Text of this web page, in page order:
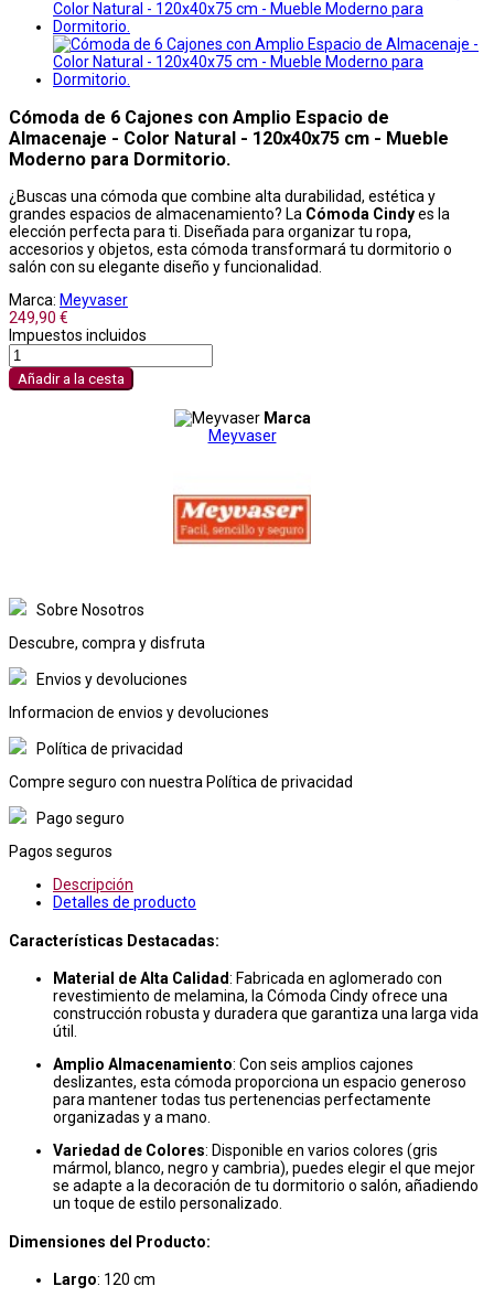
Cómoda de 6 Cajones con Amplio Espacio de
Almacenaje - Color Natural - 120x40x75 cm - Mueble
Moderno para Dormitorio.
¿Buscas una cómoda que combine alta durabilidad, estética y
grandes espacios de almacenamiento? La Cómoda Cindyes la
elección perfecta para ti. Diseñada para organizar tu ropa,
accesorios y objetos, esta cómoda transformará tu dormitorio o
salón con su elegante diseño y funcionalidad.
Marca: Meyvaser
249,90 €
Impuestos incluidos
Añadir a la cesta
Marca
Meyvaser
Sobre Nosotros
Descubre, compra y disfruta
Envios y devoluciones
Informacion de envios y devoluciones
Política de privacidad
Compre seguro con nuestra Política de privacidad
Pago seguro
Pagos seguros
Descripción
Detalles de producto
Características Destacadas:
Material de Alta Calidad: Fabricada en aglomerado con
revestimiento de melamina, la Cómoda Cindy ofrece una
construcción robusta y duradera que garantiza una larga vida
útil.
Amplio Almacenamiento: Con seis amplios cajones
deslizantes, esta cómoda proporciona un espacio generoso
para mantener todas tus pertenencias perfectamente
organizadas y a mano.
Variedad de Colores: Disponible en varios colores (gris
mármol, blanco, negro y cambria), puedes elegir el que mejor
se adapte a la decoración de tu dormitorio o salón, añadiendo
un toque de estilo personalizado.
Dimensiones del Producto:
Largo: 120 cm